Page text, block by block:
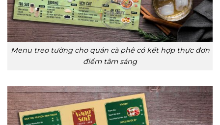
Menu treo tường cho quán cà phê có kết hợp thực đơn
điểm tâm sáng